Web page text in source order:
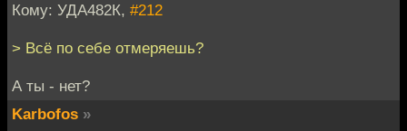
Кому: УДА482К, #212
> Всё по себе отмеряешь?
А ты - нет?
Karbofos »